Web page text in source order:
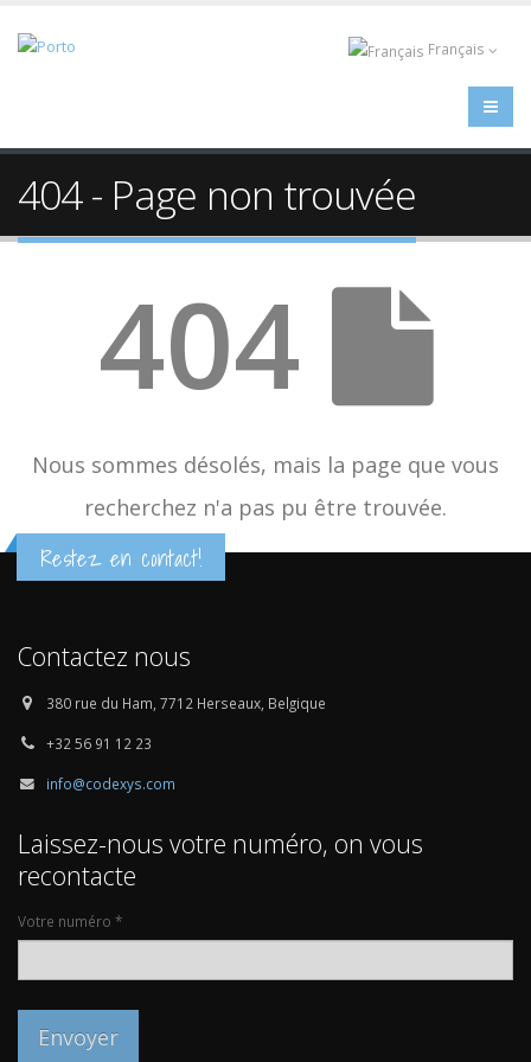
Français
404 - Page non trouvée
404
Nous sommes désolés, mais la page que vous
recherchez n'a pas pu être trouvée.
Restez en contact!
Contactez nous
380 rue du Ham, 7712 Herseaux, Belgique
+32 56 91 12 23
info@codexys.com
Laissez-nous votre numéro, on vous
recontacte
Votre numéro *